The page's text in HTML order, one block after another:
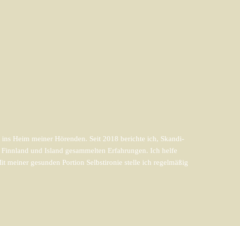
Heim meiner Hörenden. Seit 2018 berichte ich, Skandi-
und Island gesammelten Erfahrungen. Ich helfe
meiner gesunden Portion Selbstironie stelle ich regelmäßig